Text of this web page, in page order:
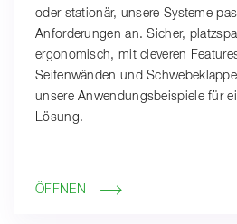
oder stationär, unsere Systeme
Anforderungen an. Sicher,
ergonomisch, mit cleveren
Seitenwänden und
unsere Anwendungsbeispiele für
Lösung.
ÖFFNEN